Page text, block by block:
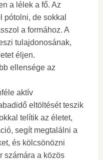
a lélek a fő. Az
pótolni, de sokkal
a formához. A
tulajdonosának,
éljen.
ellensége az
aktív
eltöltését teszik
telítik az életet,
segít megtalálni a
és kölcsönözni
számára a közös